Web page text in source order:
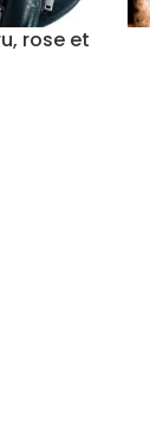
rose et